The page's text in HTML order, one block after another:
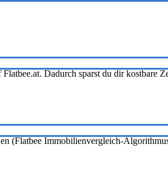
Dadurch sparst du dir kostbare
(Flatbee Immobilienvergleich-